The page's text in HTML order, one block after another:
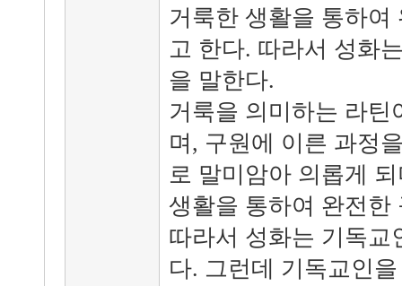
거룩한 생활을 통하여
고 한다. 따라서 성화
을 말한다.
거룩을 의미하는 라틴
며, 구원에 이른 과정
로 말미암아 의롭게
생활을 통하여 완전한
따라서 성화는 기독교
다. 그런데 기독교인